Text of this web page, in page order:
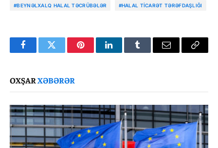
#BEYNƏLXALQ HALAL TƏCRÜBƏLƏR #HALAL TICARƏT TƏRƏFDAŞLIĞI
FacebookTwitter PinterestLinkedInTumblr Email
Copy
OXŞARXƏBƏRƏR